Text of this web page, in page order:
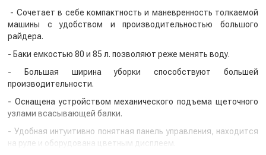
- Сочетает в себе компактность и маневренность толкаемой
машины с удобством и производительностью большого
райдера.
- Баки емкостью 80 и 85 л. позволяют реже менять воду.
- Большая ширина уборки способствуют большей
производительности.
- Оснащена устройством механического подъема щеточного
узлами всасывающей балки.
- Удобная интуитивно понятная панель управления, находится
на руле и оборудована цветным дисплеем.